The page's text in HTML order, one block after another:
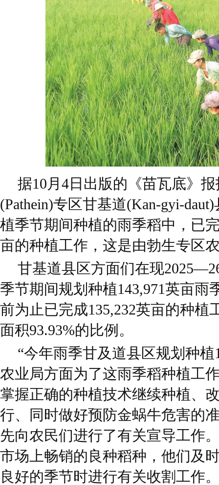
据10月4日出版的《苗瓦底》
(Pathein)专区甘基道(Kan-gyi-
植季节期间种植的雨季稻中，已
亩的种植工作，这是由勃生专区
甘基道县区方面们在现
季节期间规划种植143,971英亩雨
前为止已完成135,232英亩的种植
面积93.93%的比例。
“今年雨季甘及道县区规划种
农业局方面为了这雨季稻种植工
掌握正确的种植技术继续种植、
行、同时做好预防金蜗牛危害的
先向农民们进行了有关宣导工作
市场上畅销的良种稻种，他们及
良好的季节时进行有关收割工作